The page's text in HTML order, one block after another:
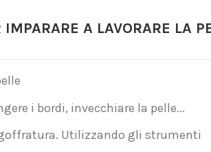
A LAVORARE LA
i bordi, invecchiare la pelle...
Utilizzando gli strumenti